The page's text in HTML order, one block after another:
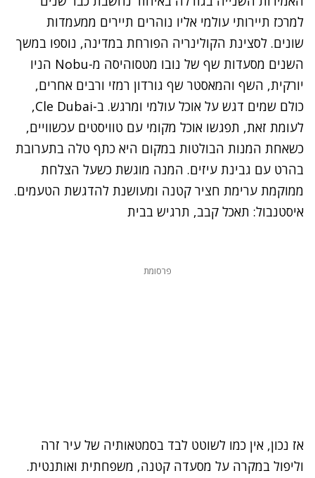
למרכז תיירותי עולמי אליו נוהרים תיירים ממעמדות
שונים. לסצינת הקולינריה הפורחת במדינה, נוספו במשך
השנים מסעדות שף של נובו מטסוהיסה מ-Nobu הניו
יורקית, השף והמאסטר שף גורדון רמזי ורבים אחרים,
כולם שמים דגש על אוכל עולמי ומרגש. ב-Cle Dubai
,
לעומת זאת, תפגשו אוכל מקומי עם טוויסטים עכשוויים,
כשאחת המנות הבולטות במקום היא כתף טלה בתערובת
בהרט עם גבינת עיזים. המנה מוגשת כשעל הצלחת
ממוקמת ערימת חציר קטנה ומעושנת להדגשת הטעמים.
איסטנבול: תאכל קבב, תרגיש בבית
פרסומת
אז נכון, אין כמו לשוטט לבד בסמטאותיה של עיר זרה
וליפול במקרה על מסעדה קטנה, משפחתית ואותנטית.